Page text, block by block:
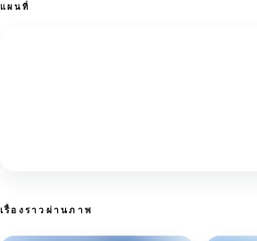
แผนที่
เรื่องราวผ่านภาพ